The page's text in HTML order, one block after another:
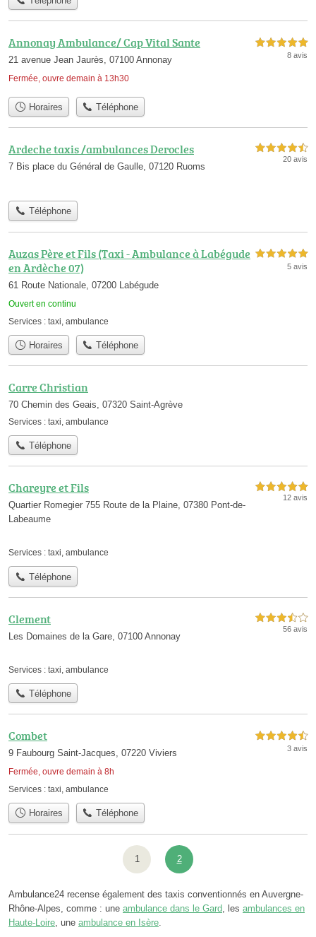
Annonay Ambulance/ Cap Vital Sante
21 avenue Jean Jaurès, 07100 Annonay
Fermée, ouvre demain à 13h30
5,0 étoiles sur 5
8 avis
Horaires Téléphone
Ardeche taxis /ambulances Derocles
7 Bis place du Général de Gaulle, 07120 Ruoms
4,5 étoiles sur 5
20 avis
Téléphone
Auzas Père et Fils (Taxi - Ambulance à Labégude
en Ardèche 07)
61 Route Nationale, 07200 Labégude
Ouvert en continu
5,0 étoiles sur 5
5 avis
Services : taxi ambulance
Horaires Téléphone
Carre Christian
70 Chemin des Geais, 07320 Saint-Agrève
Services : taxi, ambulance
Téléphone
Chareyre et Fils
Quartier Romegier 755 Route de la Plaine, 07380 Pont-de-
Labeaume
5,0 étoiles sur 5
12 avis
Services : taxi, ambulance
Téléphone
Clement
Les Domaines de la Gare, 07100 Annonay
3,5 étoiles sur 5
56 avis
Services : taxi ambulance
Téléphone
Combet
9 Faubourg Saint-Jacques, 07220 Viviers
Fermée, ouvre demain à 8h
4,5 étoiles sur 5
3 avis
Services : taxi, ambulance
Horaires Téléphone
1 2
Ambulance24 recense également des taxis conventionnés en Auvergne-
Rhône-Alpes, comme : une ambulance dans le Gard , les ambulances en
Haute-Loire , une ambulance en Isère